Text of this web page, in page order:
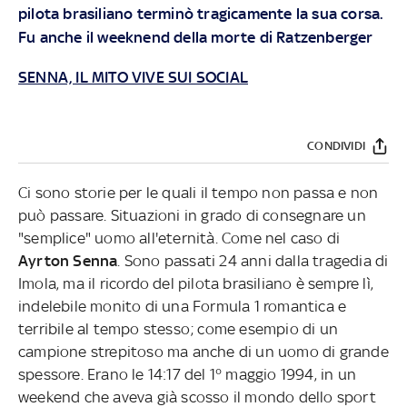
pilota brasiliano terminò tragicamente la sua corsa.
Fu anche il weeknend della morte di Ratzenberger
SENNA, IL MITO VIVE SUI SOCIAL
CONDIVIDI
Ci sono storie per le quali il tempo non passa e non
può passare. Situazioni in grado di consegnare un
"semplice" uomo all'eternità. Come nel caso di
Ayrton Senna . Sono passati 24 anni dalla tragedia di
Imola, ma il ricordo del pilota brasiliano è sempre lì,
indelebile monito di una Formula 1 romantica e
terribile al tempo stesso; come esempio di un
campione strepitoso ma anche di un uomo di grande
spessore. Erano le 14:17 del 1° maggio 1994, in un
weekend che aveva già scosso il mondo dello sport